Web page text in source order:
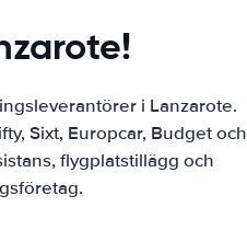
i Lanzarote.
Sixt, Europcar, Budget och
flygplatstillägg och